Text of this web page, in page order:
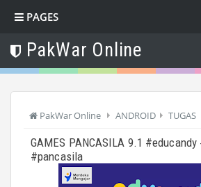
PAGES
PakWar Online
PakWar Online ANDROID TUGAS
GAMES PANCASILA 9.1
#pancasila